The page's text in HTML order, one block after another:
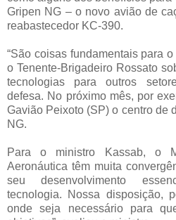
Gripen NG – o novo avião de
reabastecedor KC-390.
“São coisas fundamentais para
o Tenente-Brigadeiro Rossato
tecnologias para outros
defesa. No próximo mês, por
Gavião Peixoto (SP) o centro de
NG.
Para o ministro Kassab, o
Aeronáutica têm muita
seu desenvolvimento
tecnologia. Nossa disposição,
onde seja necessário para